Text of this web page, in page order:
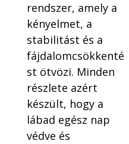
rendszer, amely a
kényelmet, a
stabilitást és a
fájdalomcsökkenté
st ötvözi. Minden
részlete azért
készült, hogy a
lábad egész nap
védve és